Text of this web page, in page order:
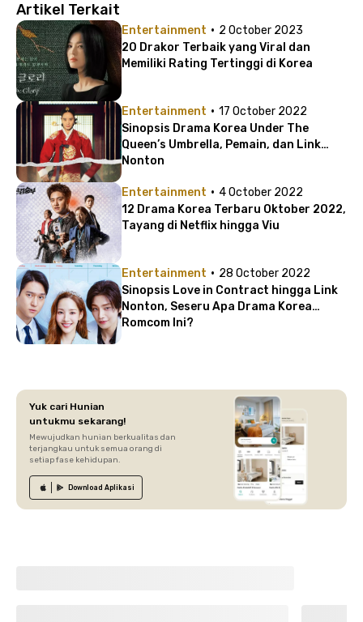
Artikel Terkait
Entertainment · 2 October 2023
20 Drakor Terbaik yang Viral dan
Memiliki Rating Tertinggi di Korea
Entertainment · 17 October 2022
Sinopsis Drama Korea Under The
Queen’s Umbrella, Pemain, dan Link
Nonton
Entertainment · 4 October 2022
12 Drama Korea Terbaru Oktober 2022,
Tayang di Netflix hingga Viu
Entertainment · 28 October 2022
Sinopsis Love in Contract hingga Link
Nonton, Seseru Apa Drama Korea
Romcom Ini?
Yuk cari Hunian
untukmu sekarang!
Mewujudkan hunian berkualitas dan
terjangkau untuk semua orang di
setiap fase kehidupan.
Download Aplikasi